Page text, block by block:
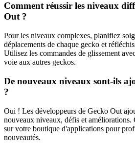
Comment réussir les niveaux
Out ?
Pour les niveaux complexes, planifiez
déplacements de chaque gecko et
Utilisez les commandes de glissement
voie aux autres geckos.
De nouveaux niveaux sont-ils
?
Oui ! Les développeurs de Gecko Out
nouveaux niveaux, défis et améliorations.
sur votre boutique d'applications pour
nouveautés.